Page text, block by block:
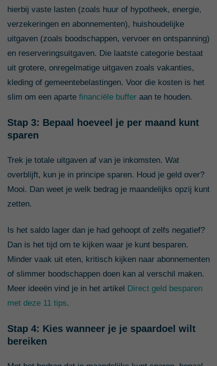
hierbij vaste lasten (zoals huur of hypotheek, energie,
verzekeringen en abonnementen), huishoudelijke
uitgaven (zoals boodschappen, vervoer en ontspanning)
en reserveringsuitgaven. Die laatste categorie bestaat
uit grotere, onregelmatige uitgaven zoals vakanties,
kleding of gemeentebelastingen. Voor die kosten is het
slim om een aparte financiële buffer aan te houden.
Stap 3: Bepaal hoeveel je per maand kunt
sparen
Trek je totale uitgaven af van je inkomsten. Wat
overblijft, kun je in principe sparen. Houd je geld over?
Mooi. Dan weet je welk bedrag je maandelijks opzij kunt
zetten.
Is het saldo lager dan je had gehoopt of zelfs negatief?
Dan is het tijd om te kijken waar je kunt besparen.
Minder vaak uit eten, kritisch kijken naar abonnementen
of slimmer boodschappen doen kan al verschil maken.
Meer ideeën vind je in het artikel Direct geld besparen
met deze 11 tips.
Stap 4: Kies wanneer je je spaardoel wilt
bereiken